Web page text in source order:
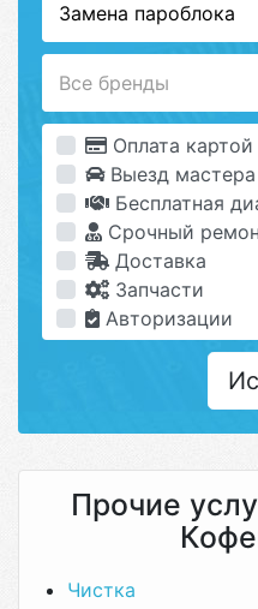
Замена пароблока
Все бренды
Оплата картой
Выезд мастера
Бесплатная
Срочный
Доставка
Запчасти
Авторизации
Прочие
Чистка